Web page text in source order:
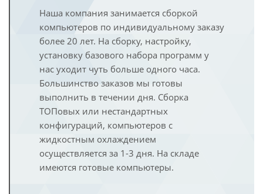
Наша компания занимается сборкой
компьютеров по индивидуальному заказу
более 20 лет. На сборку, настройку,
установку базового набора программ у
нас уходит чуть больше одного часа.
Большинство заказов мы готовы
выполнить в течении дня. Сборка
ТОПовых или нестандартных
конфигураций, компьютеров с
жидкостным охлаждением
осуществляется за 1-3 дня. На складе
имеются готовые компьютеры.